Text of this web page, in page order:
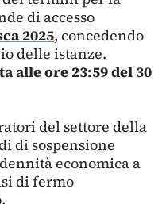
di accesso
2025, concedendo
delle istanze.
alle ore 23:59 del 30
del settore della
di sospensione
economica a
di fermo